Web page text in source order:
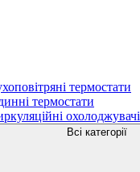
термостати
термостати
охолоджувачі
Всі категорії